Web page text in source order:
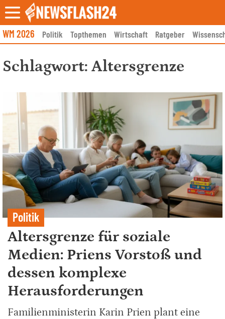
Skip
to
content
WM 2026 Politik Topthemen Wirtschaft Ratgeber
Schlagwort: Altersgrenze
Politik
Altersgrenze für soziale
Medien: Priens Vorstoß und
dessen komplexe
Herausforderungen
Familienministerin Karin Prien plant eine